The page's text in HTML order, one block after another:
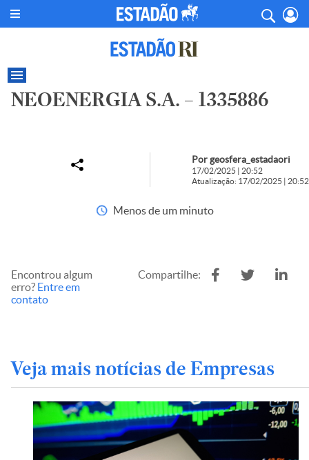
NEOENERGIA S.A. – 1335886
Por geosfera_estadaori
17/02/2025 | 20:52
Atualização: 17/02/2025 | 20:52
Menos de um minuto
Encontrou algum
erro? Entre em
contato
Compartilhe:
Veja mais notícias de Empresas